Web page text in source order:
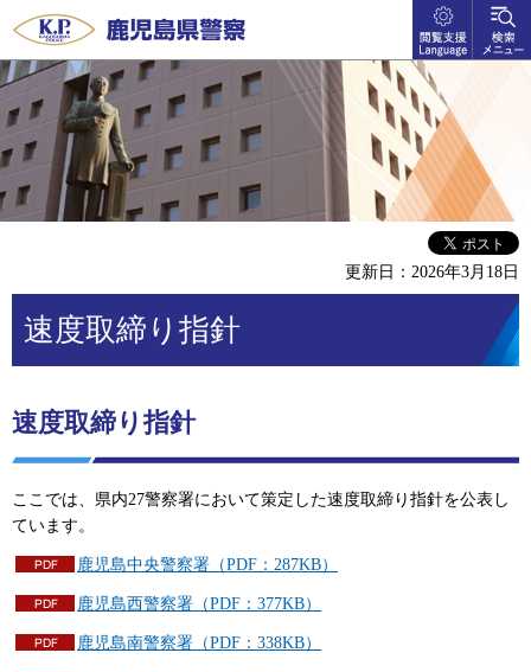
鹿児島県警察
閲覧支
援
language
検索メ
ニュー
更新日：2026年3月18日
速度取締り指針
速度取締り指針
ここでは、県内27警察署において策定した速度取締り指針を公表し
ています。
鹿児島中央警察署（PDF：287KB）
鹿児島西警察署（PDF：377KB）
鹿児島南警察署（PDF：338KB）